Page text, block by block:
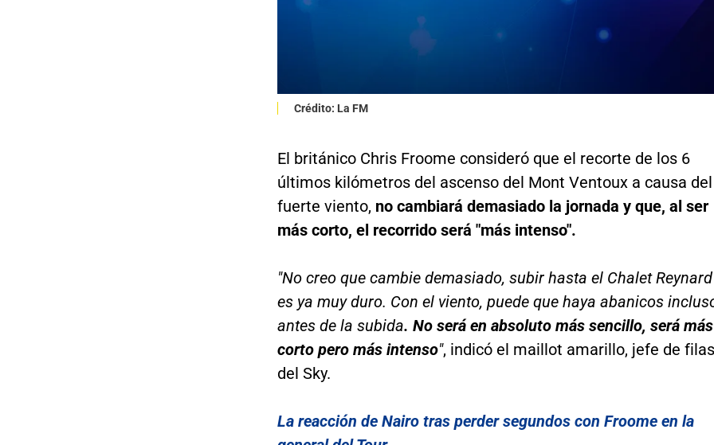
Crédito: La FM
El británico Chris Froome consideró que el recorte de los 6
últimos kilómetros del ascenso del Mont Ventoux a causa del
fuerte viento, no cambiará demasiado la jornada y que, al ser
más corto, el recorrido será "más intenso".
"No creo que cambie demasiado, subir hasta el Chalet Reynard
es ya muy duro. Con el viento, puede que haya abanicos
antes de la subida. No será en absoluto más sencillo, será más
corto pero más intenso", indicó el maillot amarillo, jefe de filas
del Sky.
La reacción de Nairo tras perder segundos con Froome en la